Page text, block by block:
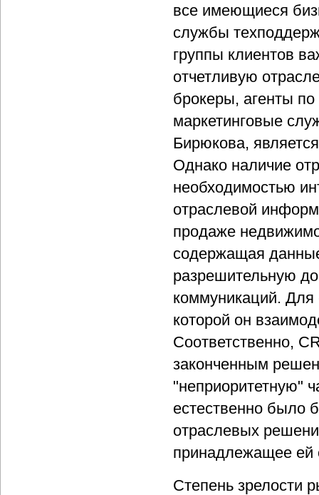
все имеющиеся
службы
группы клиентов
отчетливую
брокеры, агенты
маркетинговые
Бирюкова,
Однако наличие
необходимостью
отраслевой
продаже
содержащая
разрешительную
коммуникаций. Для
которой он
Соответственно,
законченным
"неприоритетную"
естественно было
отраслевых
принадлежащее ей
Степень зрелости